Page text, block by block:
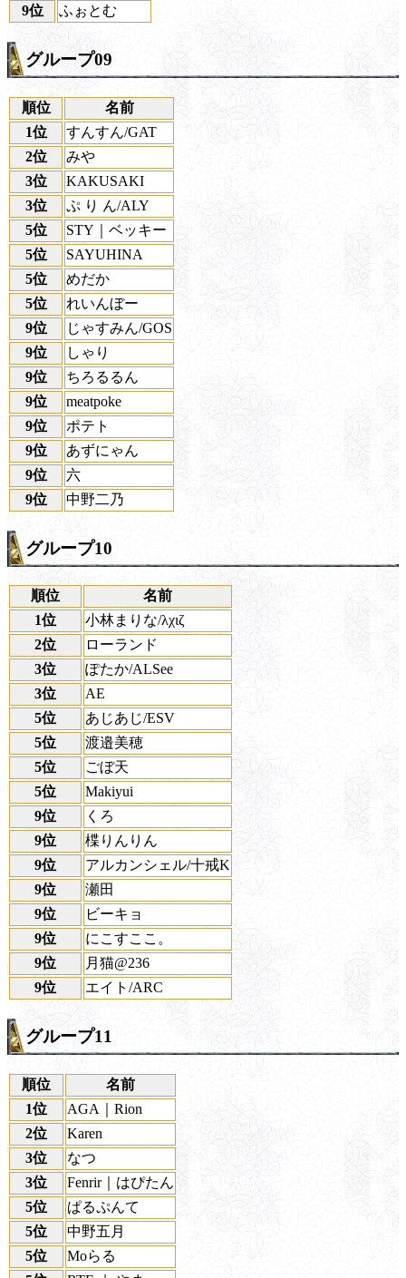
9位
ふぉとむ
グループ09
順位
名前
1位
すんすん/GAT
2位
みや
3位
KAKUSAKI
3位
ぷ り ん/ALY
5位
STY｜ベッキー
5位
SAYUHINA
5位
めだか
5位
れいんぼー
9位
じゃすみん/GOS
9位
しゃり
9位
ちろるるん
9位
meatpoke
9位
ポテト
9位
あずにゃん
9位
六
9位
中野二乃
グループ10
順位
名前
1位
小林まりな/λχιζ
2位
ローランド
3位
ぽたか/ALSee
3位
AE
5位
あじあじ/ESV
5位
渡邉美穂
5位
ごぼ天
5位
Makiyui
9位
くろ
9位
楪りんりん
9位
アルカンシェル/十戒K
9位
瀬田
9位
ビーキョ
9位
にこすここ。
9位
月猫@236
9位
エイト/ARC
グループ11
順位
名前
1位
AGA｜Rion
2位
Karen
3位
なつ
3位
Fenrir｜はぴたん
5位
ぱるぷんて
5位
中野五月
5位
Moらる